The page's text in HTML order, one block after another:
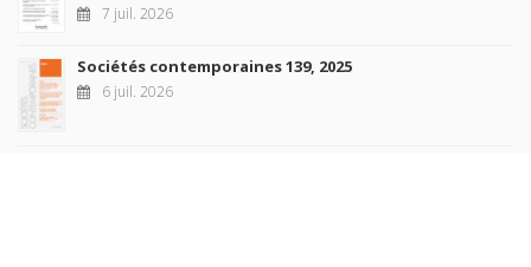
7 juil. 2026
Sociétés contemporaines 139, 2025
6 juil. 2026